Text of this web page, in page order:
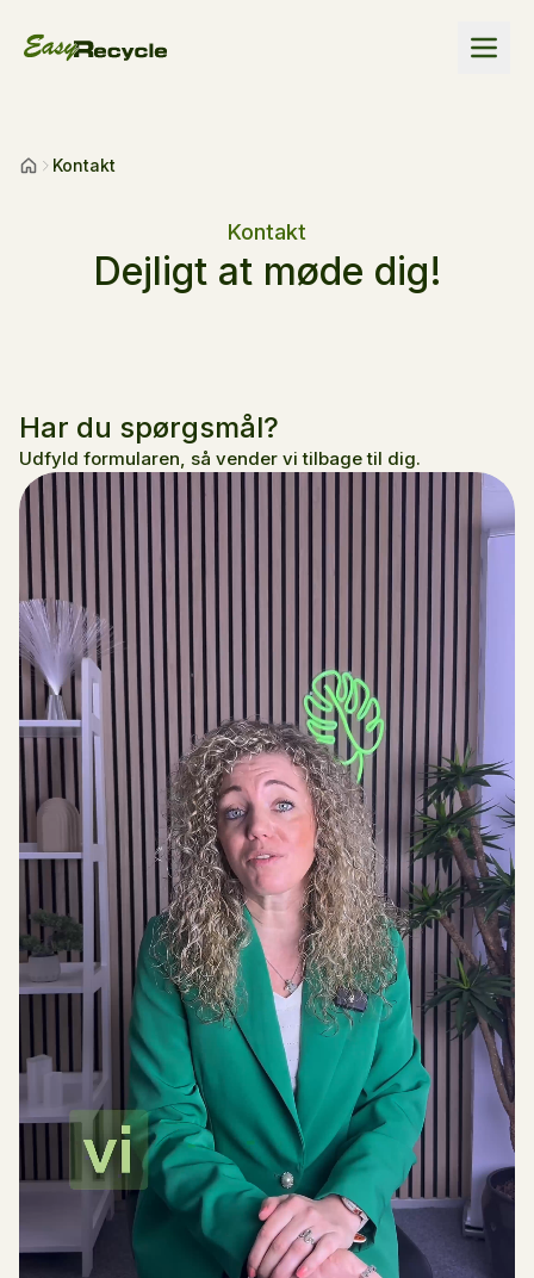
Forside
Kontakt
Kontakt
Dejligt at møde dig!
Har du spørgsmål?
Udfyld formularen, så vender vi tilbage til dig.